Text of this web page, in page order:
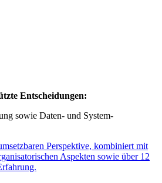
Entscheidungen:
sowie Daten- und System-
Perspektive, kombiniert mit
Aspekten sowie über 12